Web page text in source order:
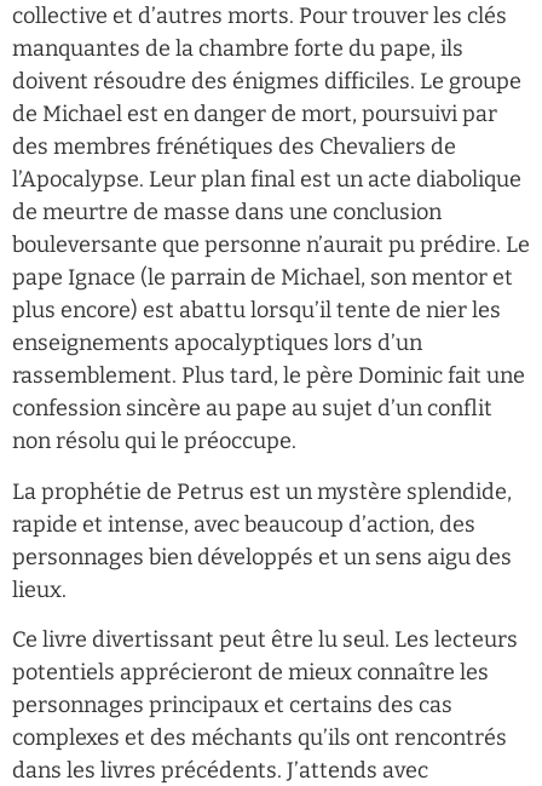
collective et d’autres morts. Pour trouver les clés
manquantes de la chambre forte du pape, ils
doivent résoudre des énigmes difficiles. Le groupe
de Michael est en danger de mort, poursuivi par
des membres frénétiques des Chevaliers de
l’Apocalypse. Leur plan final est un acte diabolique
de meurtre de masse dans une conclusion
bouleversante que personne n’aurait pu prédire. Le
pape Ignace (le parrain de Michael, son mentor et
plus encore) est abattu lorsqu’il tente de nier les
enseignements apocalyptiques lors d’un
rassemblement. Plus tard, le père Dominic fait une
confession sincère au pape au sujet d’un conflit
non résolu qui le préoccupe.
La prophétie de Petrus est un mystère splendide,
rapide et intense, avec beaucoup d’action, des
personnages bien développés et un sens aigu des
lieux.
Ce livre divertissant peut être lu seul. Les lecteurs
potentiels apprécieront de mieux connaître les
personnages principaux et certains des cas
complexes et des méchants qu’ils ont rencontrés
dans les livres précédents. J’attends avec